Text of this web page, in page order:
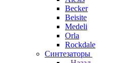
Becker
Beisite
Medeli
Orla
Rockdale
Синтезаторы